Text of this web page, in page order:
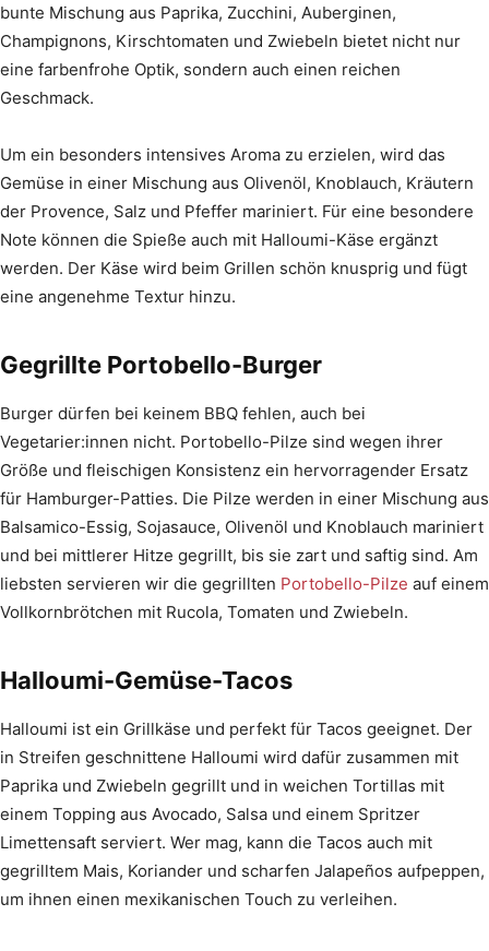
bunte Mischung aus Paprika, Zucchini, Auberginen,
Champignons, Kirschtomaten und Zwiebeln bietet nicht nur
eine farbenfrohe Optik, sondern auch einen reichen
Geschmack.
Um ein besonders intensives Aroma zu erzielen, wird das
Gemüse in einer Mischung aus Olivenöl, Knoblauch, Kräutern
der Provence, Salz und Pfeffer mariniert. Für eine besondere
Note können die Spieße auch mit Halloumi-Käse ergänzt
werden. Der Käse wird beim Grillen schön knusprig und fügt
eine angenehme Textur hinzu.
Gegrillte Portobello-Burger
Burger dürfen bei keinem BBQ fehlen, auch bei
Vegetarier:innen nicht. Portobello-Pilze sind wegen ihrer
Größe und fleischigen Konsistenz ein hervorragender Ersatz
für Hamburger-Patties. Die Pilze werden in einer Mischung aus
Balsamico-Essig, Sojasauce, Olivenöl und Knoblauch mariniert
und bei mittlerer Hitze gegrillt, bis sie zart und saftig sind. Am
liebsten servieren wir die gegrillten Portobello-Pilze auf einem
Vollkornbrötchen mit Rucola, Tomaten und Zwiebeln.
Halloumi-Gemüse-Tacos
Halloumi ist ein Grillkäse und perfekt für Tacos geeignet. Der
in Streifen geschnittene Halloumi wird dafür zusammen mit
Paprika und Zwiebeln gegrillt und in weichen Tortillas mit
einem Topping aus Avocado, Salsa und einem Spritzer
Limettensaft serviert. Wer mag, kann die Tacos auch mit
gegrilltem Mais, Koriander und scharfen Jalapeños aufpeppen,
um ihnen einen mexikanischen Touch zu verleihen.